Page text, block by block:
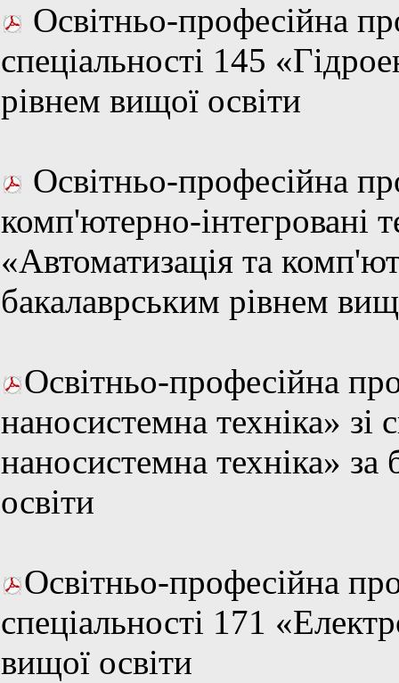
Освітньо-професійна
спеціальності 145
рівнем вищої освіти
Освітньо-професійна
комп'ютерно-інтегровані
«Автоматизація та
бакалаврським рівнем
Освітньо-професійна
наносистемна техніка» зі
наносистемна техніка»
освіти
Освітньо-професійна
спеціальності 171
вищої освіти